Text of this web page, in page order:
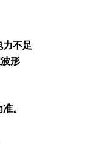
力不足
形
。